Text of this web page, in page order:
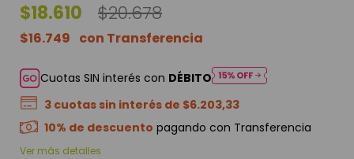
$18.610 $20.678
$16.749
Cuotas SIN interés con DÉBITO
3 cuotas sin interés de $6.203,33
10% de descuento pagando con Transferencia
Ver más detalles